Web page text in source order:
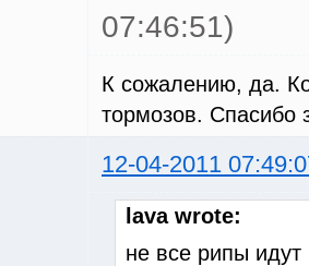
07:46:51)
К сожалению, да.
тормозов. Спасибо
12-04-2011
lava wrote:
не все рипы